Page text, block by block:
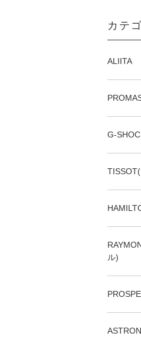
カテ
ALIITA
G-
ル)